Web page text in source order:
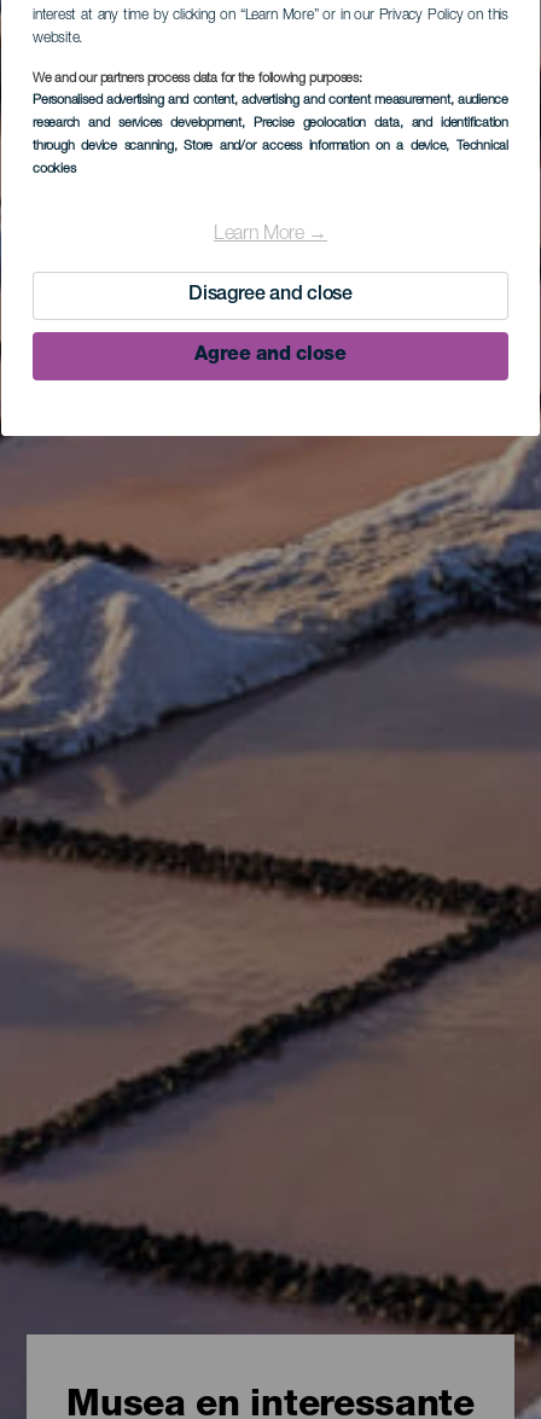
interest at any time by clicking on “Learn More” or in our Privacy Policy on this
website.
We and our partners process data for the following purposes:
Personalised advertising and content, advertising and content measurement, audience
research and services development, Precise geolocation data, and identification
through device scanning, Store and/or access information on a device, Technical
cookies
Learn More →
Disagree and close
Agree and close
Musea en interessante